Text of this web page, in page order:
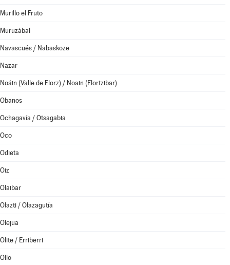
Murillo el Fruto
Muruzábal
Navascués / Nabaskoze
Nazar
Noáin (Valle de Elorz) / Noain (Elortzibar)
Obanos
Ochagavía / Otsagabia
Oco
Odieta
Oiz
Olaibar
Olazti / Olazagutía
Olejua
Olite / Erriberri
Ollo